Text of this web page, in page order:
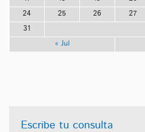
« Jul
24 25 26 27
31
Escribe tu consulta